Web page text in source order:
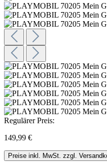
Regulärer Preis:
149,99 €
Preise inkl. MwSt. zzgl.